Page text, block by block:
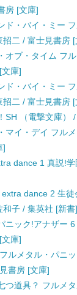
房 [文庫]
ド・バイ・ミー
二 / 富士見書房 [
オブ・タイム フ
庫]
ド・バイ・ミー
二 / 富士見書房 [
SH （電撃文庫）
マイ・デイ フル
]
dance 1 真説!
extra dance 2 生
和子 / 集英社 [新書]
ニック!アナザー
庫]
ルメタル・パニ
書房 [文庫]
つ道具？ フルメ